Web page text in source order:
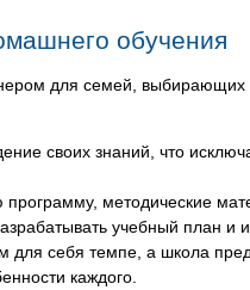
обучения
для семей, выбирающих
своих знаний, что
программу, методические
учебный план и
для себя темпе, а школа
каждого.